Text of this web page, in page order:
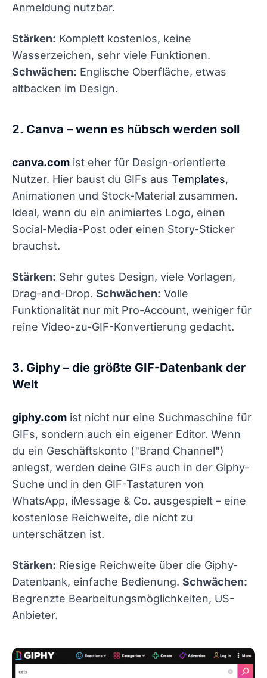
Anmeldung nutzbar.
Stärken: Komplett kostenlos, keine
Wasserzeichen, sehr viele Funktionen.
Schwächen: Englische Oberfläche, etwas
altbacken im Design.
2. Canva – wenn es hübsch werden soll
canva.com ist eher für Design-orientierte
Nutzer. Hier baust du GIFs aus Templates,
Animationen und Stock-Material zusammen.
Ideal, wenn du ein animiertes Logo, einen
Social-Media-Post oder einen Story-Sticker
brauchst.
Stärken: Sehr gutes Design, viele Vorlagen,
Drag-and-Drop. Schwächen: Volle
Funktionalität nur mit Pro-Account, weniger für
reine Video-zu-GIF-Konvertierung gedacht.
3. Giphy – die größte GIF-Datenbank der
Welt
giphy.com ist nicht nur eine Suchmaschine für
GIFs, sondern auch ein eigener Editor. Wenn
du ein Geschäftskonto ("Brand Channel")
anlegst, werden deine GIFs auch in der Giphy-
Suche und in den GIF-Tastaturen von
WhatsApp, iMessage & Co. ausgespielt – eine
kostenlose Reichweite, die nicht zu
unterschätzen ist.
Stärken: Riesige Reichweite über die Giphy-
Datenbank, einfache Bedienung. Schwächen:
Begrenzte Bearbeitungsmöglichkeiten, US-
Anbieter.